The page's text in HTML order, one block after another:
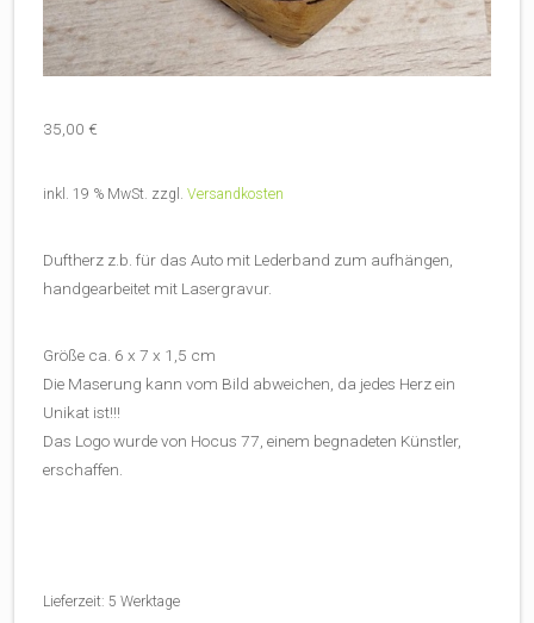
35,00 €
inkl. 19 % MwSt. zzgl. Versandkosten
Duftherz z.b. für das Auto mit Lederband zum aufhängen,
handgearbeitet mit Lasergravur.
Größe ca. 6 x 7 x 1,5 cm
Die Maserung kann vom Bild abweichen, da jedes Herz ein
Unikat ist!!!
Das Logo wurde von Hocus 77, einem begnadeten Künstler,
erschaffen.
Lieferzeit: 5 Werktage